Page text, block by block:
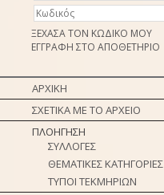
ΞΕΧΑΣΑ ΤΟΝ ΚΩΔΙΚΟ ΜΟΥ
ΕΓΓΡΑΦΗ ΣΤΟ ΑΠΟΘΕΤΗΡΙΟ
ΑΡΧΙΚΗ
ΣΧΕΤΙΚΑ ΜΕ ΤΟ ΑΡΧΕΙΟ
ΠΛΟΗΓΗΣΗ
ΣΥΛΛΟΓΕΣ
ΘΕΜΑΤΙΚΕΣ ΚΑΤΗΓΟΡΙΕΣ
ΤΥΠΟΙ ΤΕΚΜΗΡΙΩΝ